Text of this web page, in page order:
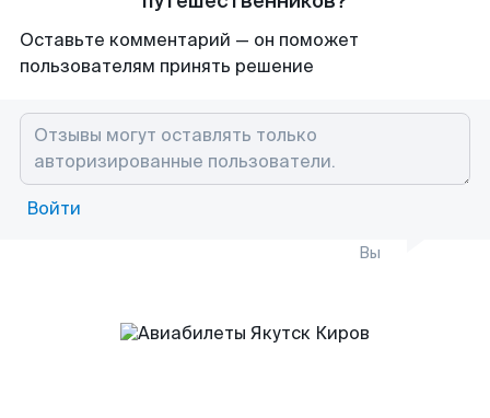
Оставьте комментарий — он поможет
пользователям принять решение
Войти
Вы